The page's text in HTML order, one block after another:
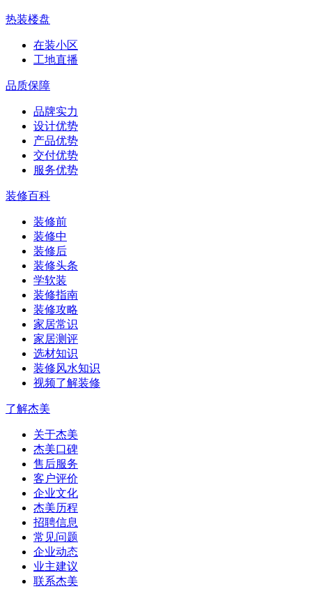
热装楼盘
在装小区
工地直播
品质保障
品牌实力
设计优势
产品优势
交付优势
服务优势
装修百科
装修前
装修中
装修后
装修头条
学软装
装修指南
装修攻略
家居常识
家居测评
选材知识
装修风水知识
视频了解装修
了解杰美
关于杰美
杰美口碑
售后服务
客户评价
企业文化
杰美历程
招聘信息
常见问题
企业动态
业主建议
联系杰美